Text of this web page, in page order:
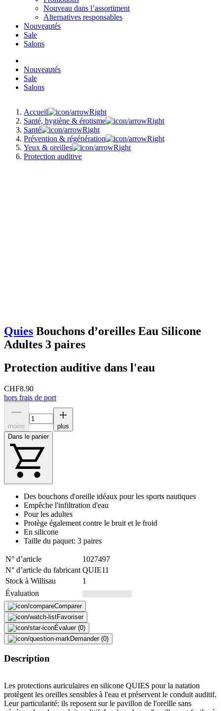
Nouveau dans l’assortiment
Alternatives responsables
Nouveautés
Sale
Salons
Nouveautés
Sale
Salons
Accueil
Santé, hygiène & érotisme
Santé
Prévention & régénération
Yeux & oreilles
Protection auditive
Quies Bouchons d’oreilles Eau Silicone
Adultes 3 paires
Protection auditive dans l'eau
CHF8.90
hors frais de port
moins
plus
Dans le panier
Des bouchons d'oreille idéaux pour les sports nautiques
Empêche l'infiltration d'eau
Pour les adultes
Protège également contre le bruit et le froid
En silicone
Taille du paquet: 3 paires
N° d’article
1027497
N° d’article du fabricant QUIE11
Stock à Willisau
1
Évaluation
Comparer
Favoriser
Évaluer (0)
Demander (0)
Description
Les protections auriculaires en silicone QUIES pour la natation
protègent les oreilles sensibles à l'eau et préservent le conduit auditif.
Leur particularité: ils reposent sur le pavillon de l'oreille sans